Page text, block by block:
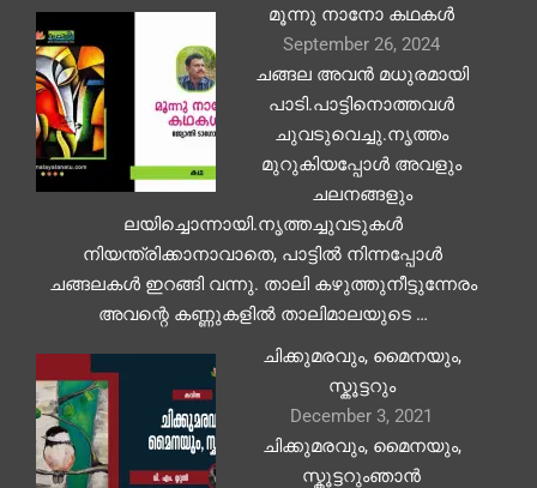
മൂന്നു നാനോ കഥകൾ
September 26, 2024
ചങ്ങല അവൻ മധുരമായി
പാടി.പാട്ടിനൊത്തവൾ
ചുവടുവെച്ചു.നൃത്തം
മുറുകിയപ്പോൾ അവളും
ചലനങ്ങളും
ലയിച്ചൊന്നായി.നൃത്തച്ചുവടുകൾ
നിയന്ത്രിക്കാനാവാതെ, പാട്ടിൽ നിന്നപ്പോൾ
ചങ്ങലകൾ ഇറങ്ങി വന്നു. താലി കഴുത്തുനീട്ടുന്നേരം
അവന്റെ കണ്ണുകളിൽ താലിമാലയുടെ …
ചിക്കുമരവും, മൈനയും,
സ്കൂട്ടറും
December 3, 2021
ചിക്കുമരവും, മൈനയും,
സ്കൂട്ടറുംഞാൻ